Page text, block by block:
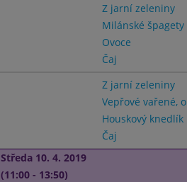
Z jarní zeleniny
Milánské špagety
Ovoce
Čaj
Z jarní zeleniny
Vepřové vařené,
Houskový knedlík
Čaj
Středa 10. 4. 2019
(11:00 - 13:50)